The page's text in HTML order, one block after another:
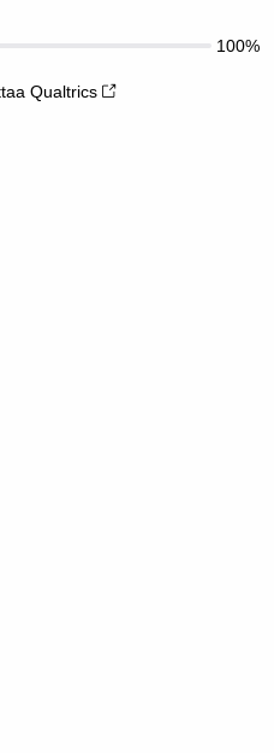
100%
Qualtrics